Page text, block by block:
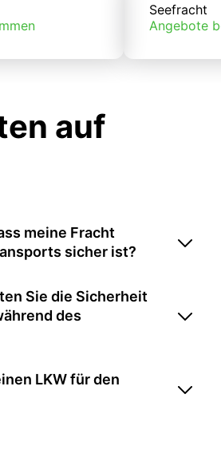
Seefracht
Angebote
auf
meine Fracht
sicher ist?
Sie die Sicherheit
des
LKW für den